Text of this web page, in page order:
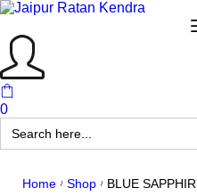
0
Search
for:
Home / Shop / BLUE